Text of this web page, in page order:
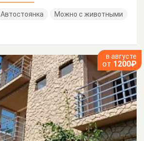
Автостоянка
Можно с животными
в августе
от 1200₽